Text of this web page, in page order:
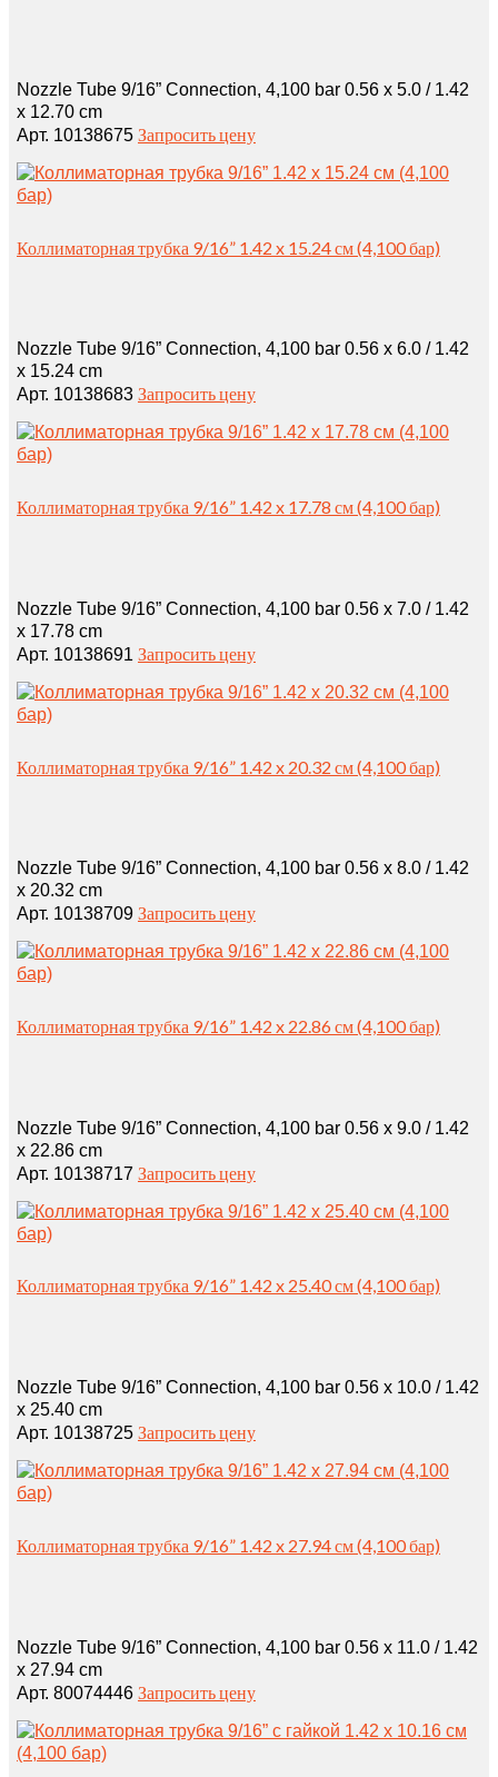
Nozzle Tube 9/16” Connection, 4,100 bar 0.56 x 5.0 / 1.42
x 12.70 cm
Арт. 10138675 Запросить цену
Коллиматорная трубка 9/16” 1.42 x 15.24 см (4,100 бар)
Nozzle Tube 9/16” Connection, 4,100 bar 0.56 x 6.0 / 1.42
x 15.24 cm
Арт. 10138683 Запросить цену
Коллиматорная трубка 9/16” 1.42 x 17.78 см (4,100 бар)
Nozzle Tube 9/16” Connection, 4,100 bar 0.56 x 7.0 / 1.42
x 17.78 cm
Арт. 10138691 Запросить цену
Коллиматорная трубка 9/16” 1.42 x 20.32 см (4,100 бар)
Nozzle Tube 9/16” Connection, 4,100 bar 0.56 x 8.0 / 1.42
x 20.32 cm
Арт. 10138709 Запросить цену
Коллиматорная трубка 9/16” 1.42 x 22.86 см (4,100 бар)
Nozzle Tube 9/16” Connection, 4,100 bar 0.56 x 9.0 / 1.42
x 22.86 cm
Арт. 10138717 Запросить цену
Коллиматорная трубка 9/16” 1.42 x 25.40 см (4,100 бар)
Nozzle Tube 9/16” Connection, 4,100 bar 0.56 x 10.0 / 1.42
x 25.40 cm
Арт. 10138725 Запросить цену
Коллиматорная трубка 9/16” 1.42 x 27.94 см (4,100 бар)
Nozzle Tube 9/16” Connection, 4,100 bar 0.56 x 11.0 / 1.42
x 27.94 cm
Арт. 80074446 Запросить цену